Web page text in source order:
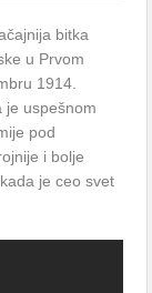
bitka
u Prvom
1914.
je uspešnom
pod
i bolje
je ceo svet